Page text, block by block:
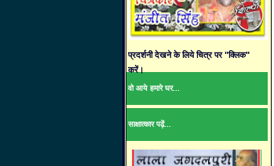
प्रदर्शनी देखने के लिये चित्र पर "क्लिक"
करें।
वो आये हमारे घर...
साक्षात्कार पढ़ें...